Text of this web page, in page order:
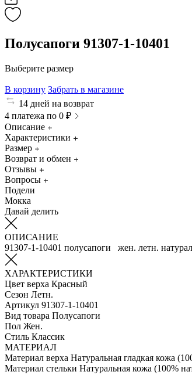
Полусапоги 91307-1-10401
Выберите размер
В корзину Забрать в магазине
14 дней на возврат
4 платежа по 0 ₽
Описание
Характеристики
Размер
Возврат и обмен
Отзывы
Вопросы
Подели
Мокка
Давай делить
ОПИСАНИЕ
91307-1-10401 полусапоги жен. летн.
ХАРАКТЕРИСТИКИ
Цвет верха Красный
Сезон Летн.
Артикул 91307-1-10401
Вид товара Полусапоги
Пол Жен.
Стиль Классик
МАТЕРИАЛ
Материал верха Натуральная гладкая кожа
Материал стельки Натуральная кожа (100%